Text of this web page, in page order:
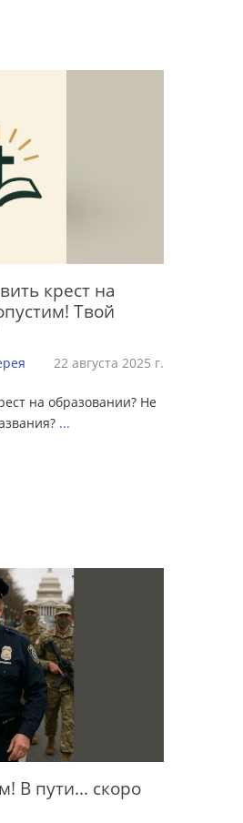
крест на
Твой
22 августа 2025 г.
на образовании? Не
...
В пути... скоро